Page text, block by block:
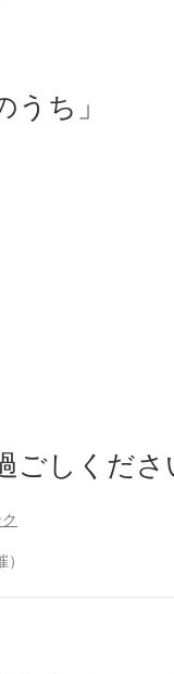
ち」
ごしくだ